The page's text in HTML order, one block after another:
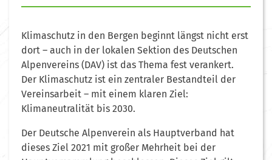
Klimaschutz in den Bergen beginnt längst nicht erst
dort – auch in der lokalen Sektion des Deutschen
Alpenvereins (DAV) ist das Thema fest verankert.
Der Klimaschutz ist ein zentraler Bestandteil der
Vereinsarbeit – mit einem klaren Ziel:
Klimaneutralität bis 2030.
Der Deutsche Alpenverein als Hauptverband hat
dieses Ziel 2021 mit großer Mehrheit bei der